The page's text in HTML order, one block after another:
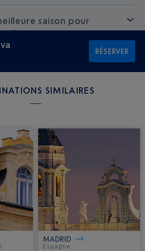
RÉSERVER
saison pour
?
SIMILAIRES
MADRID
Espagne.